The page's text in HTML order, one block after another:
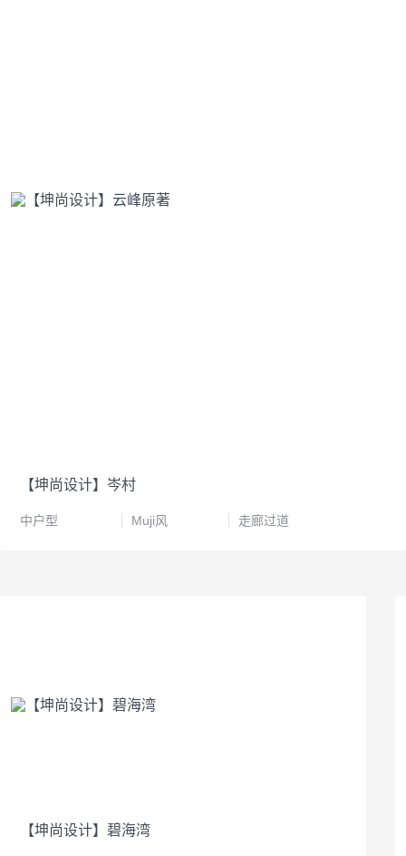
【坤尚设计】岑村
中户型 Muji风 走廊过道
【坤尚设计】碧海湾